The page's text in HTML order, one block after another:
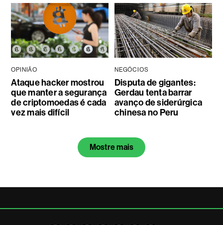
OPINIÃO
Ataque hacker mostrou
que manter a segurança
de criptomoedas é cada
vez mais difícil
NEGÓCIOS
Disputa de gigantes:
Gerdau tenta barrar
avanço de siderúrgica
chinesa no Peru
Mostre mais